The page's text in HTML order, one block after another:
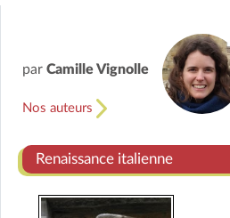
par Camille Vignolle
Nos auteurs
Renaissance italienne